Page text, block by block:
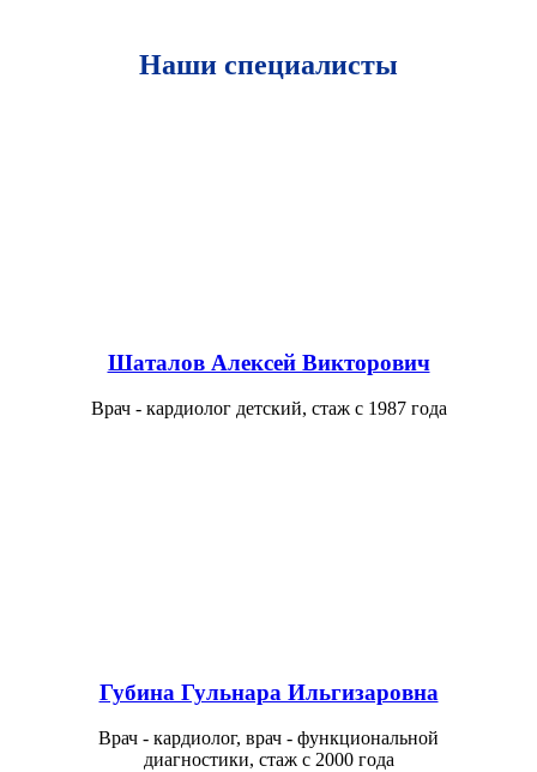
Наши специалисты
Шаталов Алексей Викторович
Врач - кардиолог детский, стаж с 1987 года
Губина Гульнара Ильгизаровна
Врач - кардиолог, врач - функциональной
диагностики, стаж с 2000 года